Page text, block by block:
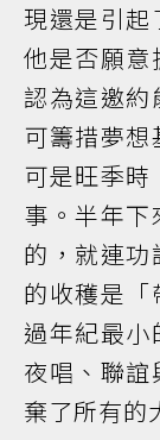
現還是引
他是否願意
認為這邀
可籌措夢想
可是旺季
事。半年下
的，就連
的收穫是
過年紀最
夜唱、聯
棄了所有的